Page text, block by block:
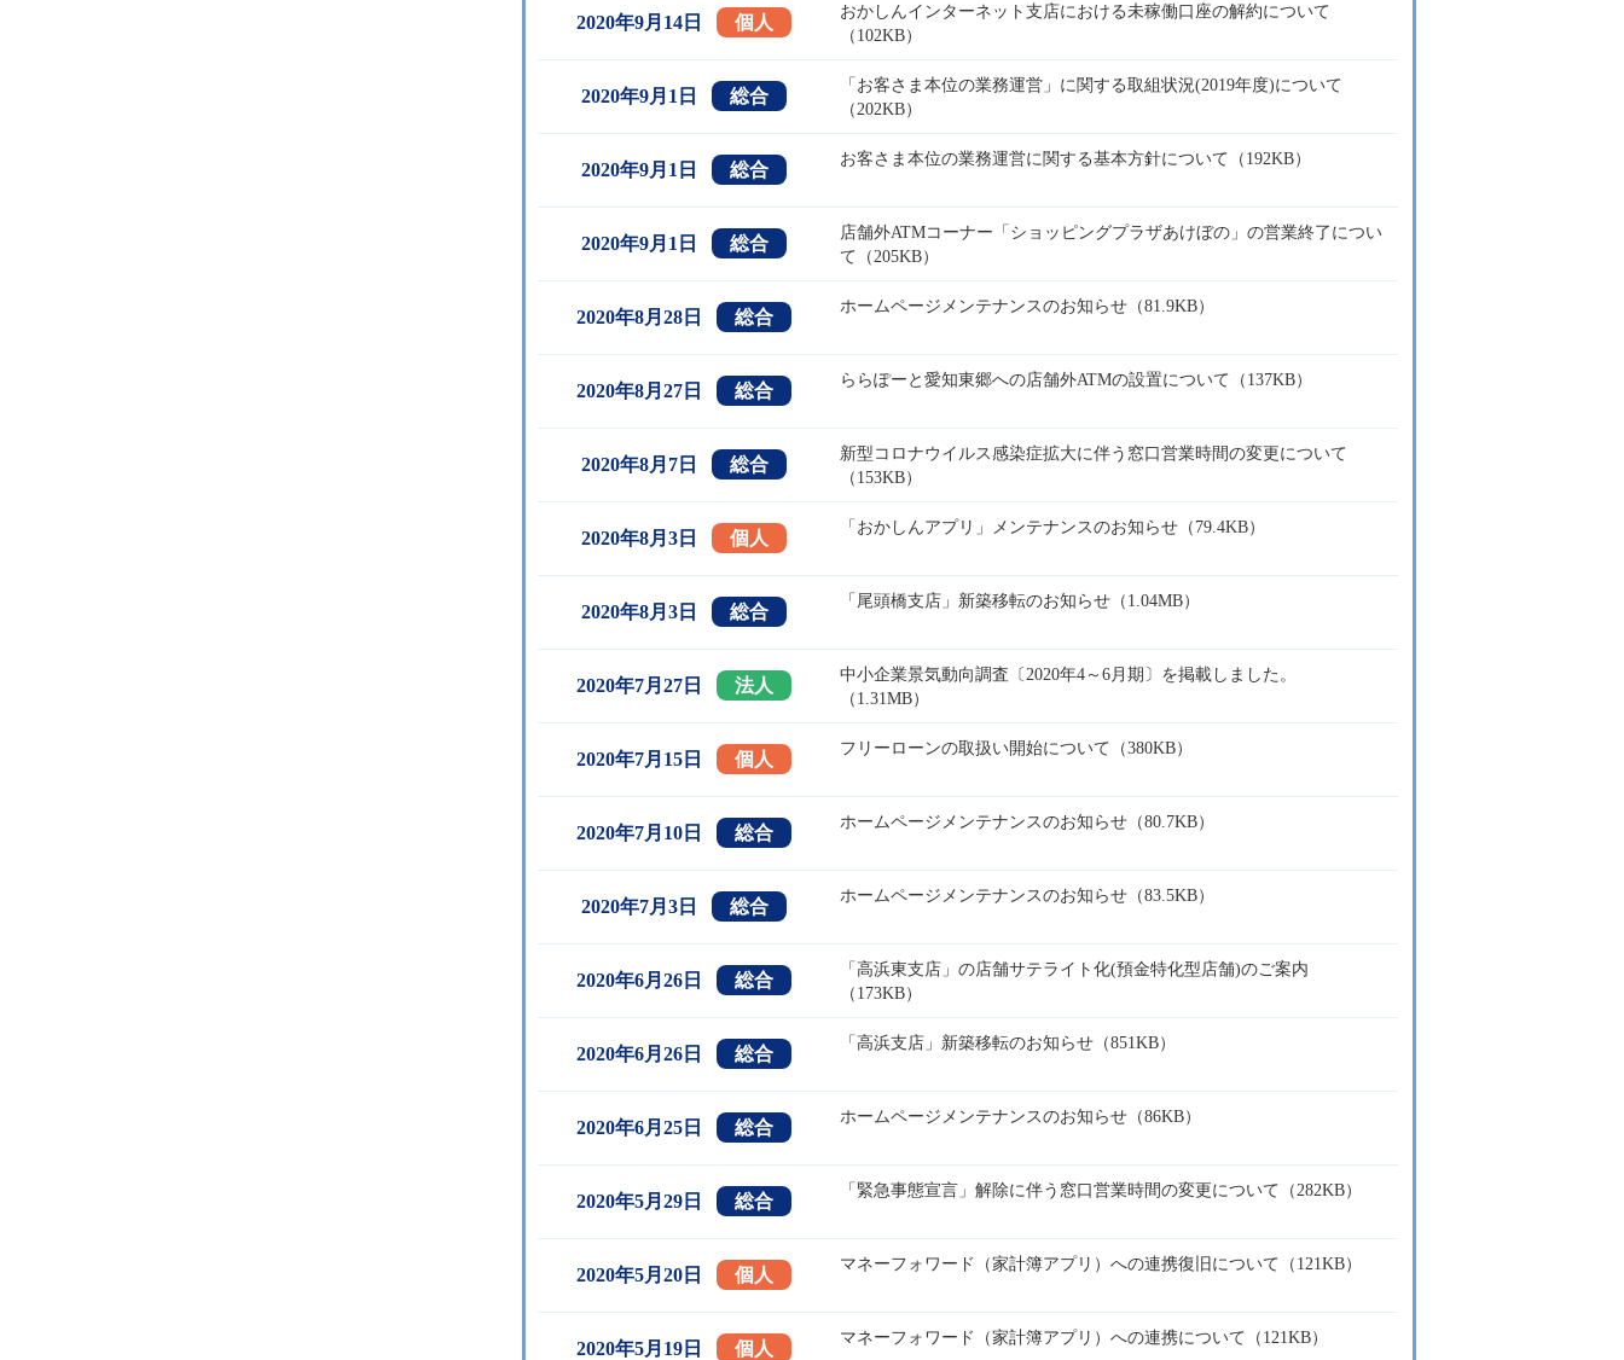
2020年9月14日 個人
おかしんインターネット支店における未稼働口座の解約について
（102KB）
2020年9月1日 総合
「お客さま本位の業務運営」に関する取組状況(2019年度)について
（202KB）
2020年9月1日 総合
お客さま本位の業務運営に関する基本方針について（192KB）
2020年9月1日 総合
店舗外ATMコーナー「ショッピングプラザあけぼの」の営業終了につい
て（205KB）
2020年8月28日 総合
ホームページメンテナンスのお知らせ（81.9KB）
2020年8月27日 総合
ららぽーと愛知東郷への店舗外ATMの設置について（137KB）
2020年8月7日 総合
新型コロナウイルス感染症拡大に伴う窓口営業時間の変更について
（153KB）
2020年8月3日 個人
「おかしんアプリ」メンテナンスのお知らせ（79.4KB）
2020年8月3日 総合
「尾頭橋支店」新築移転のお知らせ（1.04MB）
2020年7月27日 法人
中小企業景気動向調査〔2020年4～6月期〕を掲載しました。
（1.31MB）
2020年7月15日 個人
フリーローンの取扱い開始について（380KB）
2020年7月10日 総合
ホームページメンテナンスのお知らせ（80.7KB）
2020年7月3日 総合
ホームページメンテナンスのお知らせ（83.5KB）
2020年6月26日 総合
「高浜東支店」の店舗サテライト化(預金特化型店舗)のご案内
（173KB）
2020年6月26日 総合
「高浜支店」新築移転のお知らせ（851KB）
2020年6月25日 総合
ホームページメンテナンスのお知らせ（86KB）
2020年5月29日 総合
「緊急事態宣言」解除に伴う窓口営業時間の変更について（282KB）
2020年5月20日 個人
マネーフォワード（家計簿アプリ）への連携復旧について（121KB）
2020年5月19日 個人
マネーフォワード（家計簿アプリ）への連携について（121KB）